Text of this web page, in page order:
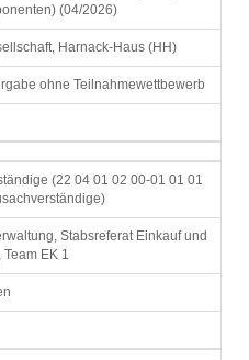
(04/2026)
Harnack-Haus (HH)
ohne Teilnahmewettbewerb
(22 04 01 02 00-01 01 01
Stabsreferat Einkauf und
EK 1